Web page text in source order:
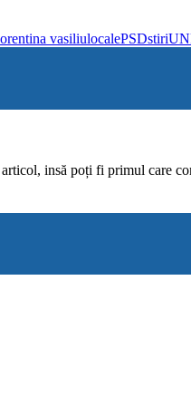
vasiliulocalePSDstiri
insă poți fi primul care